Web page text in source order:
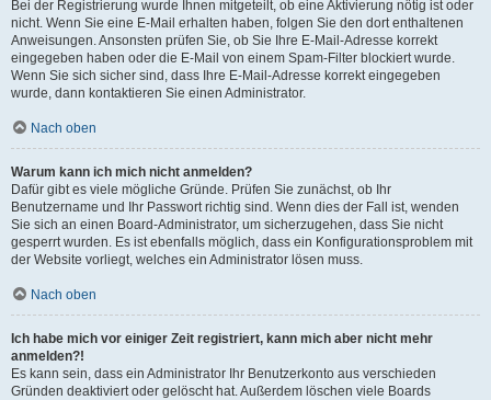
Bei der Registrierung wurde Ihnen mitgeteilt, ob eine Aktivierung nötig ist oder
nicht. Wenn Sie eine E-Mail erhalten haben, folgen Sie den dort enthaltenen
Anweisungen. Ansonsten prüfen Sie, ob Sie Ihre E-Mail-Adresse korrekt
eingegeben haben oder die E-Mail von einem Spam-Filter blockiert wurde.
Wenn Sie sich sicher sind, dass Ihre E-Mail-Adresse korrekt eingegeben
wurde, dann kontaktieren Sie einen Administrator.
Nach oben
Warum kann ich mich nicht anmelden?
Dafür gibt es viele mögliche Gründe. Prüfen Sie zunächst, ob Ihr
Benutzername und Ihr Passwort richtig sind. Wenn dies der Fall ist, wenden
Sie sich an einen Board-Administrator, um sicherzugehen, dass Sie nicht
gesperrt wurden. Es ist ebenfalls möglich, dass ein Konfigurationsproblem mit
der Website vorliegt, welches ein Administrator lösen muss.
Nach oben
Ich habe mich vor einiger Zeit registriert, kann mich aber nicht mehr
anmelden?!
Es kann sein, dass ein Administrator Ihr Benutzerkonto aus verschieden
Gründen deaktiviert oder gelöscht hat. Außerdem löschen viele Boards